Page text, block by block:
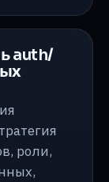
auth/
роли,